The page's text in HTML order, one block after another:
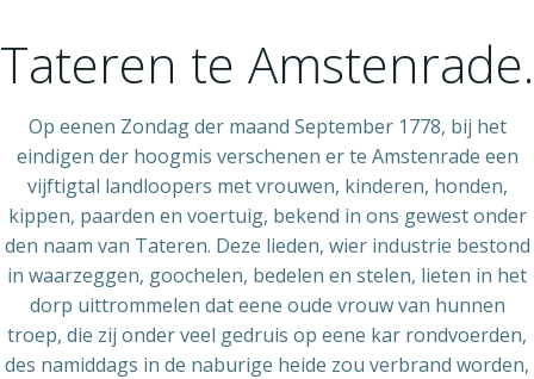
de
Tateren te Amstenrade.
Op eenen Zondag der maand September 1778, bij het
eindigen der hoogmis verschenen er te Amstenrade een
vijftigtal landloopers met vrouwen, kinderen, honden,
kippen, paarden en voertuig, bekend in ons gewest onder
den naam van Tateren. Deze lieden, wier industrie bestond
in waarzeggen, goochelen, bedelen en stelen, lieten in het
dorp uittrommelen dat eene oude vrouw van hunnen
troep, die zij onder veel gedruis op eene kar rondvoerden,
des namiddags in de naburige heide zou verbrand worden,